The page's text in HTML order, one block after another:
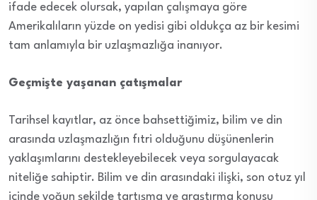
ifade edecek olursak, yapılan çalışmaya göre
Amerikalıların yüzde on yedisi gibi oldukça az bir kesimi
tam anlamıyla bir uzlaşmazlığa inanıyor.
Geçmişte yaşanan çatışmalar
Tarihsel kayıtlar, az önce bahsettiğimiz, bilim ve din
arasında uzlaşmazlığın fıtri olduğunu düşünenlerin
yaklaşımlarını destekleyebilecek veya sorgulayacak
niteliğe sahiptir. Bilim ve din arasındaki ilişki, son otuz yıl
içinde yoğun şekilde tartışma ve araştırma konusu